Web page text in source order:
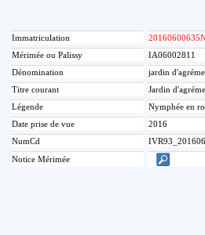
Immatriculation
Mérimée ou Palissy
IA06002811
Dénomination
jardin
Titre courant
Jardin
Légende
Nymphée en
Date prise de vue
2016
NumCd
Notice Mérimée